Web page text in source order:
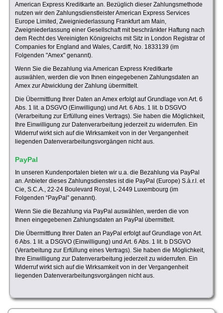
American Express Kreditkarte an. Bezüglich dieser Zahlungsmethode
nutzen wir den Zahlungsdienstleister American Express Services
Europe Limited, Zweigniederlassung Frankfurt am Main,
Zweigniederlassung einer Gesellschaft mit beschränkter Haftung nach
dem Recht des Vereinigten Königreichs mit Sitz in London Registrar of
Companies for England and Wales, Cardiff, No. 1833139 (im
Folgenden "Amex" genannt).
Wenn Sie die Bezahlung via American Express Kreditkarte
auswählen, werden die von Ihnen eingegebenen Zahlungsdaten an
Amex zur Abwicklung der Zahlung übermittelt.
Die Übermittlung Ihrer Daten an Amex erfolgt auf Grundlage von Art. 6
Abs. 1 lit. a DSGVO (Einwilligung) und Art. 6 Abs. 1 lit. b DSGVO
(Verarbeitung zur Erfüllung eines Vertrags). Sie haben die Möglichkeit,
Ihre Einwilligung zur Datenverarbeitung jederzeit zu widerrufen. Ein
Widerruf wirkt sich auf die Wirksamkeit von in der Vergangenheit
liegenden Datenverarbeitungsvorgängen nicht aus.
PayPal
In unseren Kundenportalen bieten wir u.a. die Bezahlung via PayPal
an. Anbieter dieses Zahlungsdienstes ist die PayPal (Europe) S.à.r.l. et
Cie, S.C.A., 22-24 Boulevard Royal, L-2449 Luxembourg (im
Folgenden “PayPal” genannt).
Wenn Sie die Bezahlung via PayPal auswählen, werden die von
Ihnen eingegebenen Zahlungsdaten an PayPal übermittelt.
Die Übermittlung Ihrer Daten an PayPal erfolgt auf Grundlage von Art.
6 Abs. 1 lit. a DSGVO (Einwilligung) und Art. 6 Abs. 1 lit. b DSGVO
(Verarbeitung zur Erfüllung eines Vertrags). Sie haben die Möglichkeit,
Ihre Einwilligung zur Datenverarbeitung jederzeit zu widerrufen. Ein
Widerruf wirkt sich auf die Wirksamkeit von in der Vergangenheit
liegenden Datenverarbeitungsvorgängen nicht aus.